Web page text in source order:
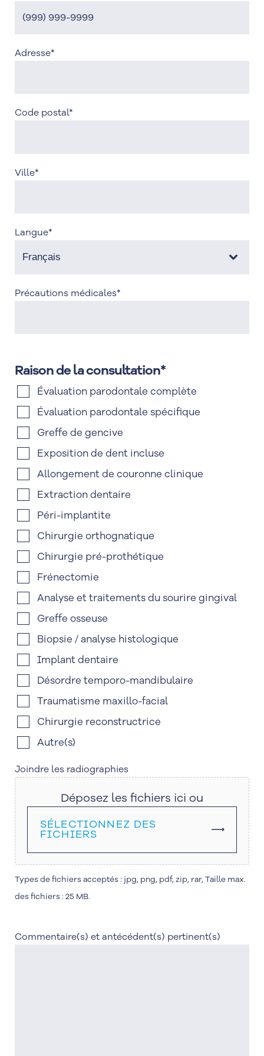
Adresse*
Code postal*
Ville*
Langue*
Précautions médicales*
Raison de la consultation*
Évaluation parodontale complète
Évaluation parodontale spécifique
Greffe de gencive
Exposition de dent incluse
Allongement de couronne clinique
Extraction dentaire
Péri-implantite
Chirurgie orthognatique
Chirurgie pré-prothétique
Frénectomie
Analyse et traitements du sourire gingival
Greffe osseuse
Biopsie / analyse histologique
Implant dentaire
Désordre temporo-mandibulaire
Traumatisme maxillo-facial
Chirurgie reconstructrice
Autre(s)
Joindre les radiographies
Déposez les fichiers ici ou
SÉLECTIONNEZ DES
FICHIERS
Types de fichiers acceptés : jpg, png, pdf, zip, rar, Taille max.
des fichiers : 25 MB.
Commentaire(s) et antécédent(s) pertinent(s)